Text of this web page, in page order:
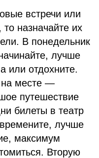
встречи или
назначайте их
В понедельник
лучше
или отдохните.
на месте —
путешествие
билеты в театр
лучше
максимум
Вторую